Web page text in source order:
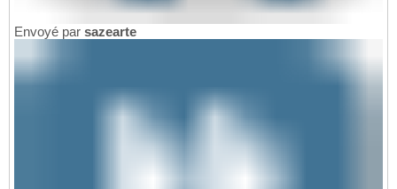
Envoyé par sazearte